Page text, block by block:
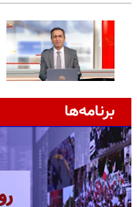
برنامه‌ها